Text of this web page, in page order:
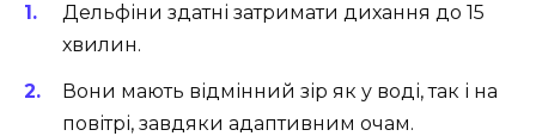
Дельфіни здатні затримати дихання до 15
хвилин.
Вони мають відмінний зір як у воді, так і на
повітрі, завдяки адаптивним очам.